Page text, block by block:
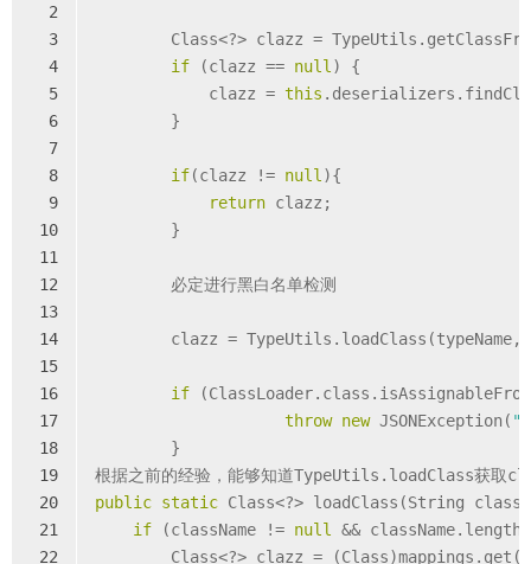
2
3
4
5
6
7
8
9
10
11
12
13
14
15
16
17
18
19
20
21
22
Class<?> clazz =
if (clazz == null ) {
            clazz =
this
        }
if(clazz != null ){
return clazz;
        }
        必定进行黑白名单检测
        clazz = TypeUtils.loadClass(typeName,
if
throw new JSONException(
        }
根据之前的经验，能够知道TypeUtils.loadClass获取
public static Class<?> loadClass(String
if (className != null
&&
Class<?> clazz =